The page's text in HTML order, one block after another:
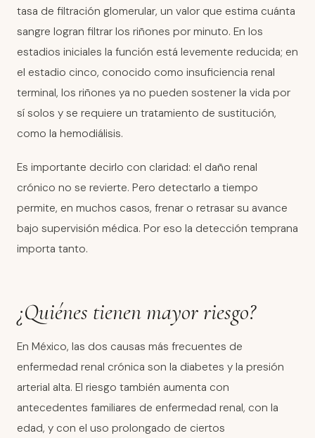
tasa de filtración glomerular, un valor que estima cuánta
sangre logran filtrar los riñones por minuto. En los
estadios iniciales la función está levemente reducida; en
el estadio cinco, conocido como insuficiencia renal
terminal, los riñones ya no pueden sostener la vida por
sí solos y se requiere un tratamiento de sustitución,
como la hemodiálisis.
Es importante decirlo con claridad: el daño renal
crónico no se revierte. Pero detectarlo a tiempo
permite, en muchos casos, frenar o retrasar su avance
bajo supervisión médica. Por eso la detección temprana
importa tanto.
¿Quiénes tienen mayor riesgo?
En México, las dos causas más frecuentes de
enfermedad renal crónica son la diabetes y la presión
arterial alta. El riesgo también aumenta con
antecedentes familiares de enfermedad renal, con la
edad, y con el uso prolongado de ciertos